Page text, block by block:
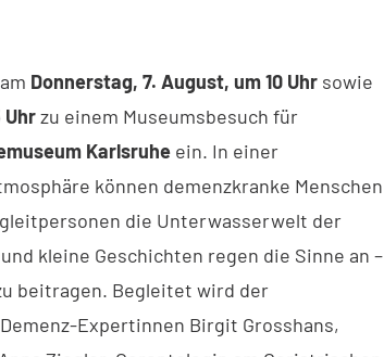
Donnerstag, 7. August, um 10 Uhr sowie
Uhrzu einem Museumsbesuch für
Karlsruhe ein. In einer
können demenzkranke Menschen
die Unterwasserwelt der
kleine Geschichten regen die Sinne an –
beitragen. Begleitet wird der
Expertinnen Birgit Grosshans,